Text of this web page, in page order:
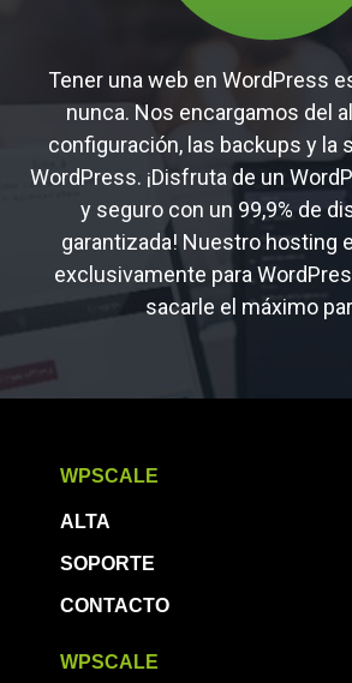
Tener una web en WordPress
nunca. Nos encargamos del
configuración, las backups y la
WordPress. ¡Disfruta de un
y seguro con un 99,9% de
garantizada! Nuestro hosting
exclusivamente para
sacarle el máximo
WPSCALE
ALTA
SOPORTE
CONTACTO
WPSCALE